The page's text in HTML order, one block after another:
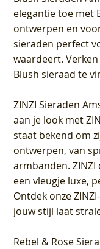
elegantie toe met
ontwerpen en
sieraden perfect
waardeert.
Blush sieraad te
ZINZI Sieraden
aan je look met
staat bekend om
ontwerpen, van
armbanden.
een vleugje luxe,
Ontdek onze
jouw stijl laat
Rebel & Rose